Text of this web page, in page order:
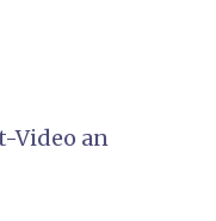
Video an